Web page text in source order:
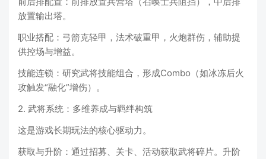
放置输出塔。
职业搭配：弓箭克轻甲，法术破重甲，火炮群伤，辅助提
供控场与增益。
技能连锁：研究武将技能组合，形成Combo（如冰冻后火
攻触发“融化”增伤）。
2. 武将系统：多维养成与羁绊构筑
这是游戏长期玩法的核心驱动力。
获取与升阶：通过招募、关卡、活动获取武将碎片。升阶